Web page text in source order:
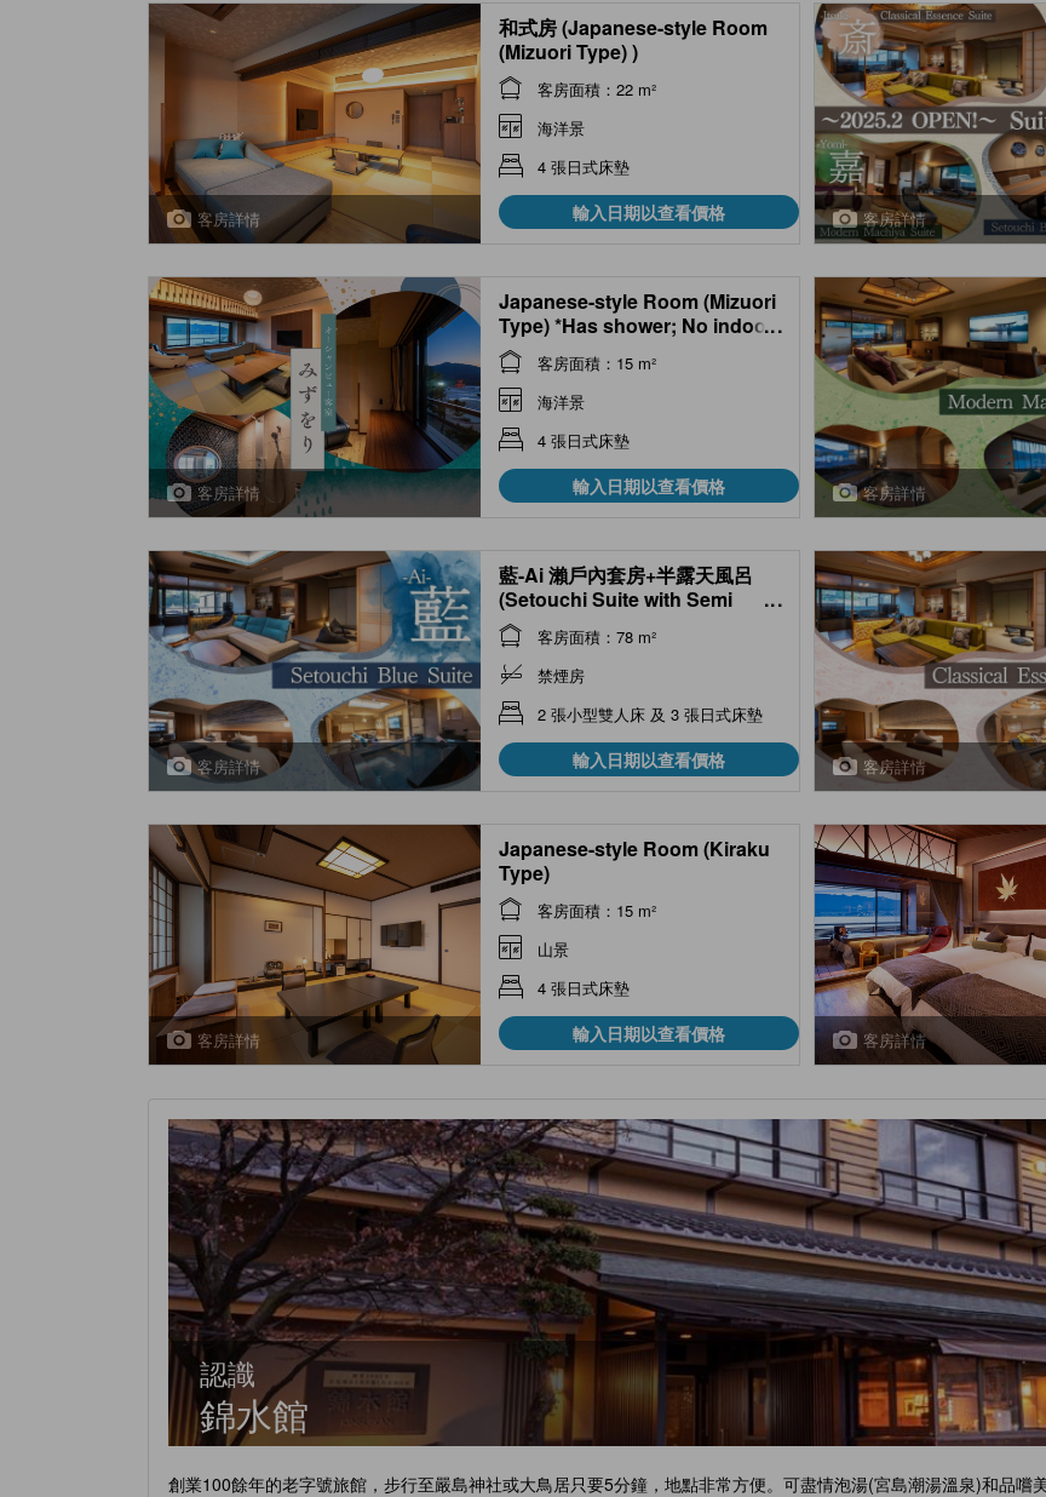
客房詳情
和式房 (Japanese-style Room
(Mizuori Type) )
客房面積：22 m²
海洋景
4 張日式床墊
輸入日期以查看價格 客房詳情
客房詳情
Japanese-style Room (Mizuori
Type) *Has shower; No indoor
bath
...
客房面積：15 m²
海洋景
4 張日式床墊
輸入日期以查看價格 客房詳情
客房詳情
藍-Ai 瀨戶內套房+半露天風呂
(Setouchi Suite with Semi
Open-air Bath (Ai Type) )
...
客房面積：78 m²
禁煙房
2 張小型雙人床 及 3 張日式床墊
輸入日期以查看價格 客房詳情
客房詳情
Japanese-style Room (Kiraku
Type)
客房面積：15 m²
山景
4 張日式床墊
輸入日期以查看價格 客房詳情
認識
錦水館
創業100餘年的老字號旅館，步行至嚴島神社或大鳥居只要5分鐘，地點非常方便。可盡情泡湯(宮島潮湯溫泉)和品嚐美